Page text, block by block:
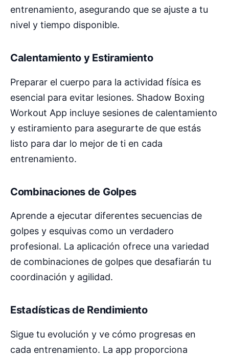
entrenamiento, asegurando que se ajuste a tu
nivel y tiempo disponible.
Calentamiento y Estiramiento
Preparar el cuerpo para la actividad física es
esencial para evitar lesiones. Shadow Boxing
Workout App incluye sesiones de calentamiento
y estiramiento para asegurarte de que estás
listo para dar lo mejor de ti en cada
entrenamiento.
Combinaciones de Golpes
Aprende a ejecutar diferentes secuencias de
golpes y esquivas como un verdadero
profesional. La aplicación ofrece una variedad
de combinaciones de golpes que desafiarán tu
coordinación y agilidad.
Estadísticas de Rendimiento
Sigue tu evolución y ve cómo progresas en
cada entrenamiento. La app proporciona